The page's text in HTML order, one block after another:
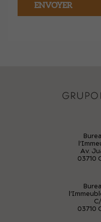
ENVOYER
Av.
03710
03710